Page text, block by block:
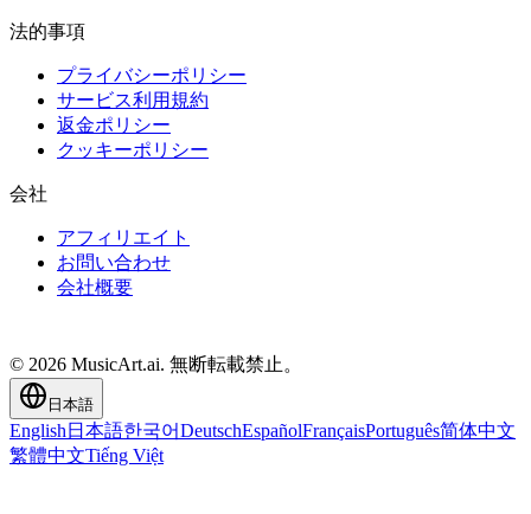
法的事項
プライバシーポリシー
サービス利用規約
返金ポリシー
クッキーポリシー
会社
アフィリエイト
お問い合わせ
会社概要
© 2026 MusicArt.ai. 無断転載禁止。
日本語
English 日本語한국어DeutschEspañolFrançaisPortuguês简体中文
繁體中文Tiếng Việt